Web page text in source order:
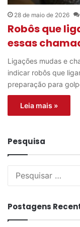
28 de maio de 2026
Robôs que
essas
Ligações mudas e
indicar robôs que
preparação para
Leia mais »
Pesquisa
Postagens